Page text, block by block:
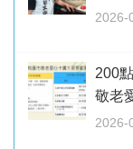
2026-
200
敬老
2026-